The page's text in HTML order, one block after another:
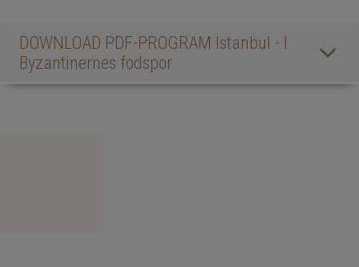
DOWNLOAD PDF-PROGRAM Istanbul - I
Byzantinernes fodspor